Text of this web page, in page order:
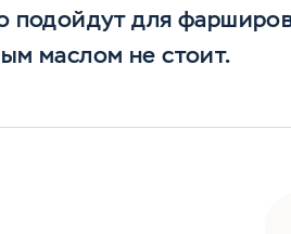
подойдут для
маслом не стоит.